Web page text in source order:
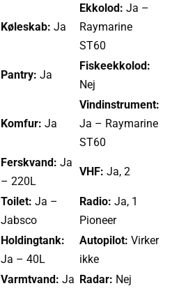
Køleskab: Ja
Ekkolod: Ja –
Raymarine
ST60
Pantry: Ja
Fiskeekkolod:
Nej
Komfur: Ja
Vindinstrument:
Ja – Raymarine
ST60
Ferskvand: Ja
– 220L
VHF: Ja, 2
Toilet: Ja –
Jabsco
Radio: Ja, 1
Pioneer
Holdingtank:
Ja – 40L
Autopilot: Virker
ikke
Varmtvand: Ja Radar: Nej